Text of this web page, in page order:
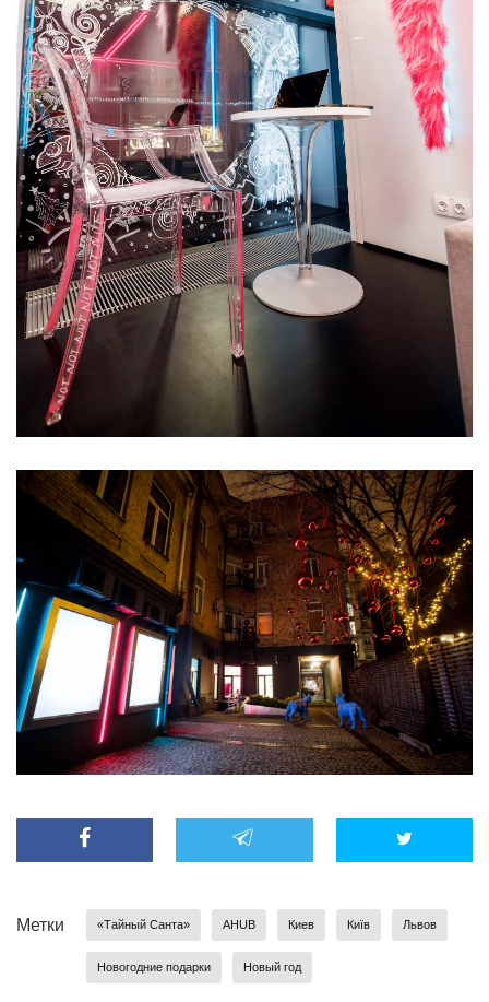
Метки «Тайный Санта» AHUB Киев Київ Львов
Новогодние подарки Новый год